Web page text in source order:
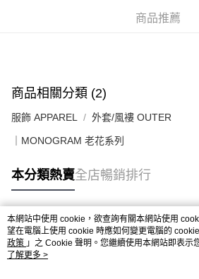
商品推薦
商品相關分類 (2)
服飾 APPAREL 外套/風褸 OUTER
｜MONOGRAM 老花系列
本分類熱賣全店暢銷排行
熱門標籤
熱銷排行
本網站中使用 cookie，欲查詢有關本網站使用
望在電腦上使用 cookie 時應如何變更電腦的
政策 」之 Cookie 聲明。您繼續使用本網站即表示
條款之 Cookie 聲明使用 cookie。
了解更多 >